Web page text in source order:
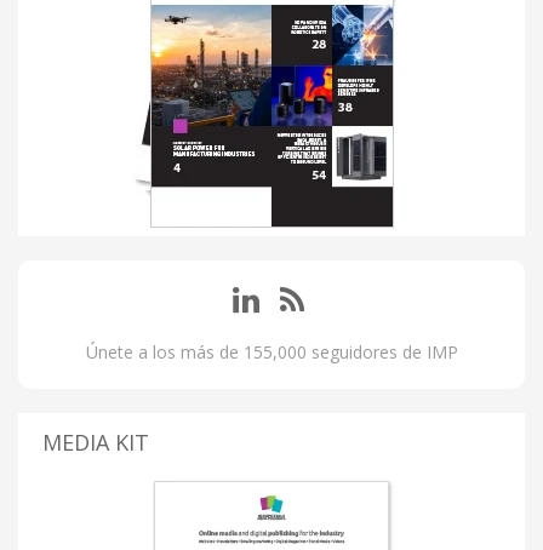
Únete a los más de 155,000 seguidores de IMP
MEDIA KIT